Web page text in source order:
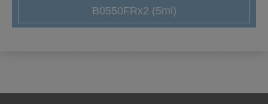
B0550FRx2 (5ml)